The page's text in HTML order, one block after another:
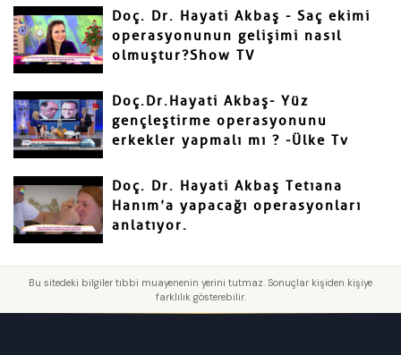
Doç. Dr. Hayati Akbaş - Saç ekimi
operasyonunun gelişimi nasıl
olmuştur?Show TV
Doç.Dr.Hayati Akbaş- Yüz
gençleştirme operasyonunu
erkekler yapmalı mı ? -Ülke Tv
Doç. Dr. Hayati Akbaş Tetıana
Hanım’a yapacağı operasyonları
anlatıyor.
Bu sitedeki bilgiler tıbbi muayenenin yerini tutmaz. Sonuçlar kişiden kişiye
farklılık gösterebilir.